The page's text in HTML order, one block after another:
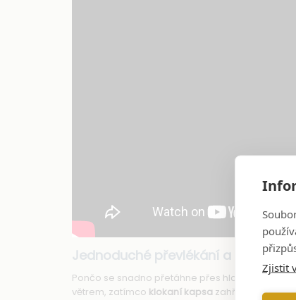
Zjistit
Jednoduché převlékání a ochrana
Pončo se snadno přetáhne přes hlavu a
větrem, zatímco klokaní kapsa zahřeje ruce.